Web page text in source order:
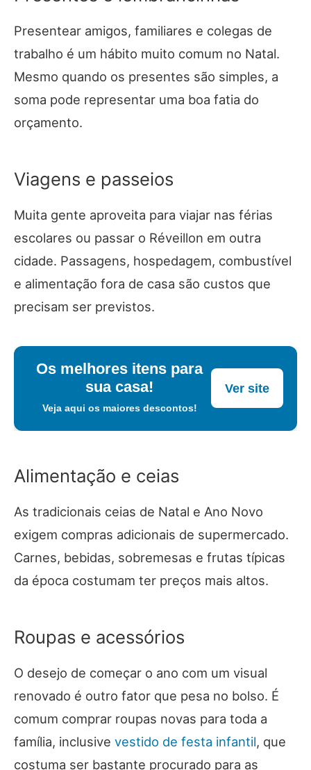
Presentear amigos, familiares e colegas de
trabalho é um hábito muito comum no Natal.
Mesmo quando os presentes são simples, a
soma pode representar uma boa fatia do
orçamento.
Viagens e passeios
Muita gente aproveita para viajar nas férias
escolares ou passar o Réveillon em outra
cidade. Passagens, hospedagem, combustível
e alimentação fora de casa são custos que
precisam ser previstos.
Os melhores itens para
sua casa!
Veja aqui os maiores descontos!
Ver site
Alimentação e ceias
As tradicionais ceias de Natal e Ano Novo
exigem compras adicionais de supermercado.
Carnes, bebidas, sobremesas e frutas típicas
da época costumam ter preços mais altos.
Roupas e acessórios
O desejo de começar o ano com um visual
renovado é outro fator que pesa no bolso. É
comum comprar roupas novas para toda a
família, inclusive vestido de festa infantil, que
costuma ser bastante procurado para as